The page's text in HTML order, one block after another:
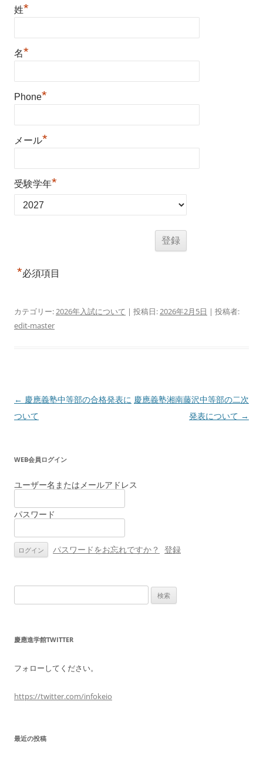
姓*
名*
Phone*
メール*
受験学年*
*必須項目
カテゴリー:2026年入試について | 投稿日:2026年2月5日 | 投稿者:
edit-master
投
稿
ゲ
ー
ョ
← 慶應義塾中等部の合格発表に
ついて
慶應義塾湘南藤沢中等部の二次
発表について →
WEB会員ログイン
ユーザー名またはメールアドレス
パスワード
パスワードをお忘れですか？ 登録
索:
慶應進学館TWITTER
フォローしてください。
https://twitter.com/infokeio
最近の投稿